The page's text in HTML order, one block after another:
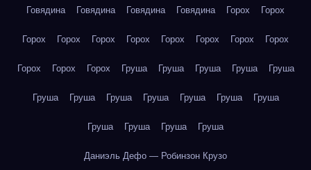
Говядина Говядина Говядина Говядина Горох Горох
Горох Горох Горох Горох Горох Горох Горох Горох
Горох Горох Горох Груша Груша Груша Груша Груша
Груша Груша Груша Груша Груша Груша Груша
Груша Груша Груша Груша
Даниэль Дефо — Робинзон Крузо